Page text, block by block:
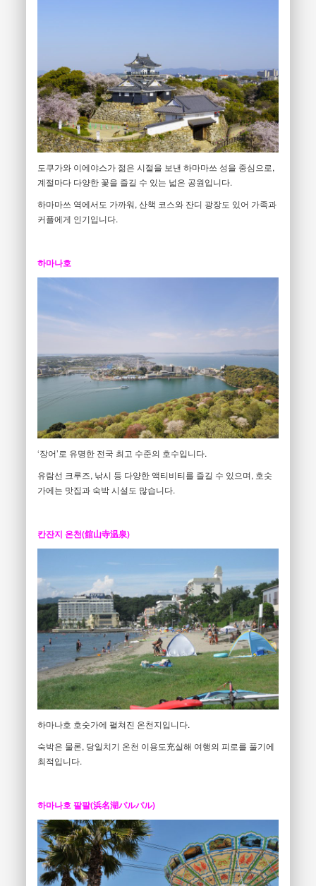
도쿠가와 이에야스가 젊은 시절을 보낸 하마마쓰 성을 중심으로,
계절마다 다양한 꽃을 즐길 수 있는 넓은 공원입니다.
하마마쓰 역에서도 가까워, 산책 코스와 잔디 광장도 있어 가족과
커플에게 인기입니다.
하마나호
‘장어’로 유명한 전국 최고 수준의 호수입니다.
유람선 크루즈, 낚시 등 다양한 액티비티를 즐길 수 있으며, 호숫
가에는 맛집과 숙박 시설도 많습니다.
칸잔지 온천(舘山寺温泉)
하마나호 호숫가에 펼쳐진 온천지입니다.
숙박은 물론, 당일치기 온천 이용도充실해 여행의 피로를 풀기에
최적입니다.
하마나호 팔팔(浜名湖パルパル)